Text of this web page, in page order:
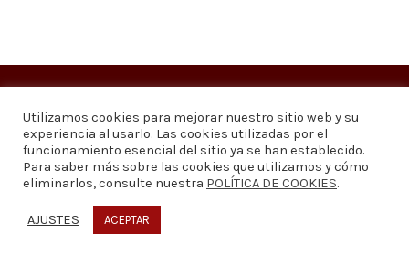
Copyright © 2026Visión 20/20 Noticias
Visión 20/20 Noticias - Edición 1.095
Contáctenos
Quiénes somos
Política de privacidad
Utilizamos cookies para mejorar nuestro sitio web y su
experiencia al usarlo. Las cookies utilizadas por el
funcionamiento esencial del sitio ya se han establecido.
Para saber más sobre las cookies que utilizamos y cómo
eliminarlos, consulte nuestra POLÍTICA DE COOKIES.
AJUSTES ACEPTAR